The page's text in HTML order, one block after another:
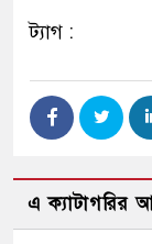
ট্যাগ :
এ ক্যাটাগরির